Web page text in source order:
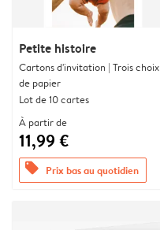
Petite histoire
Cartons d'invitation | Trois choix
de papier
Lot de 10 cartes
À partir de
11,99 €
offers Prix bas au quotidien